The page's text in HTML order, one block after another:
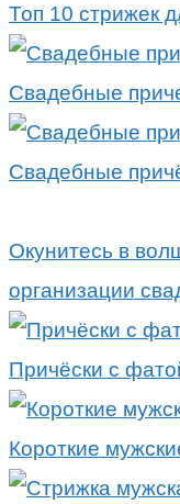
Топ 10 стрижек
Свадебные
Свадебные
Окунитесь в
организации
Причёски с
Короткие